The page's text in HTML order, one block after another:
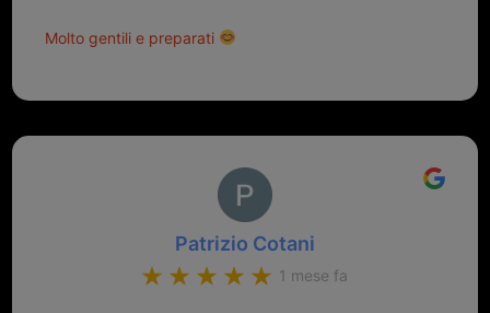
Molto gentili e preparati
Patrizio Cotani
1 mese fa